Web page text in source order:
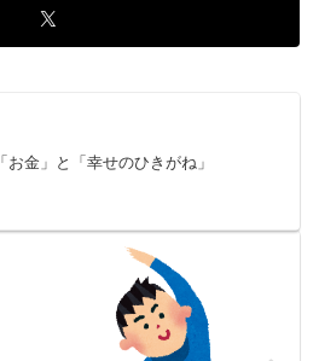
「お金」と「幸せのひきがね」